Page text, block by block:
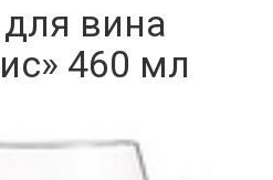
вина
460 мл